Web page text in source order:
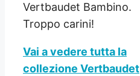
Vertbaudet Bambino.
Troppo carini!
Vai a vedere tutta la
collezione Vertbaudet